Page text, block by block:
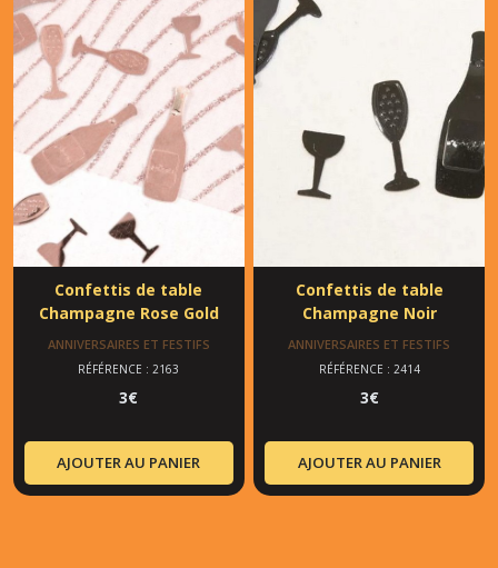
Confettis de table
Champagne Rose Gold
ANNIVERSAIRES ET FESTIFS
RÉFÉRENCE : 2163
3€
AJOUTER AU PANIER
Confettis de table
Champagne Noir
ANNIVERSAIRES ET FESTIFS
RÉFÉRENCE : 2414
3€
AJOUTER AU PANIER